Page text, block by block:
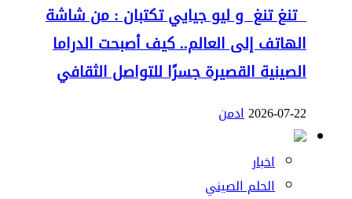
تنغ تنغ و ليو جيايي تكتبان : من شاشة
الهاتف إلى العالم.. كيف أصبحت الدراما
الصينية القصيرة جسرًا للتواصل الثقافي
2026-07-22ادمن
اخبار
الحلم الصيني